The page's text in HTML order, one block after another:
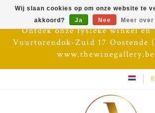
Ontdek onze fysieke winkel
Vuurtorendok-Zuid 17 Oostende
www.thewinegallery.be
Wij slaan cookies op om onze website te
akkoord?
Ja Nee Meer